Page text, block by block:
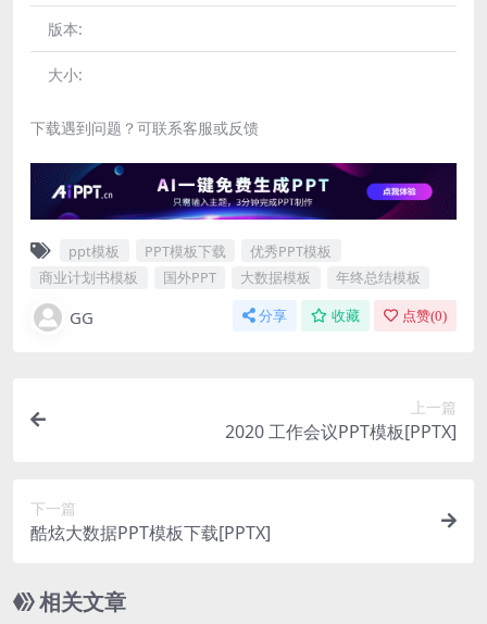
版本:
大小:
下载遇到问题？可联系客服或反馈
ppt模板 PPT模板下载
优秀PPT模板
商业计划书模板
国外PPT 大数据模板 年终总结模板
GG 分享 收藏 点赞(0)
上一篇
2020 工作会议PPT模板[PPTX]
下一篇
酷炫大数据PPT模板下载[PPTX]
相关文章